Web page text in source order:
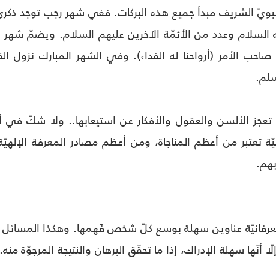
الشريف مبدأ جميع هذه البركات. ففي شهر رجب توجد
السلام وعدد من الأئمّة الآخرين عليهم السلام. ويضمّ
صاحب الأمر (أرواحنا له الفداء). وفي الشهر المبارك نزول
تعجز الألسن والعقول والأفكار عن استيعابها.. ولا شكّ
تعتبر من أعظم المناجاة، ومن أعظم مصادر المعرفة
عناوين سهلة بوسع كلّ شخص فَهمها. وهكذا المسائل
أنّها سهلة الإدراك، إذا ما تحقّق البرهان والنتيجة المرجوّة